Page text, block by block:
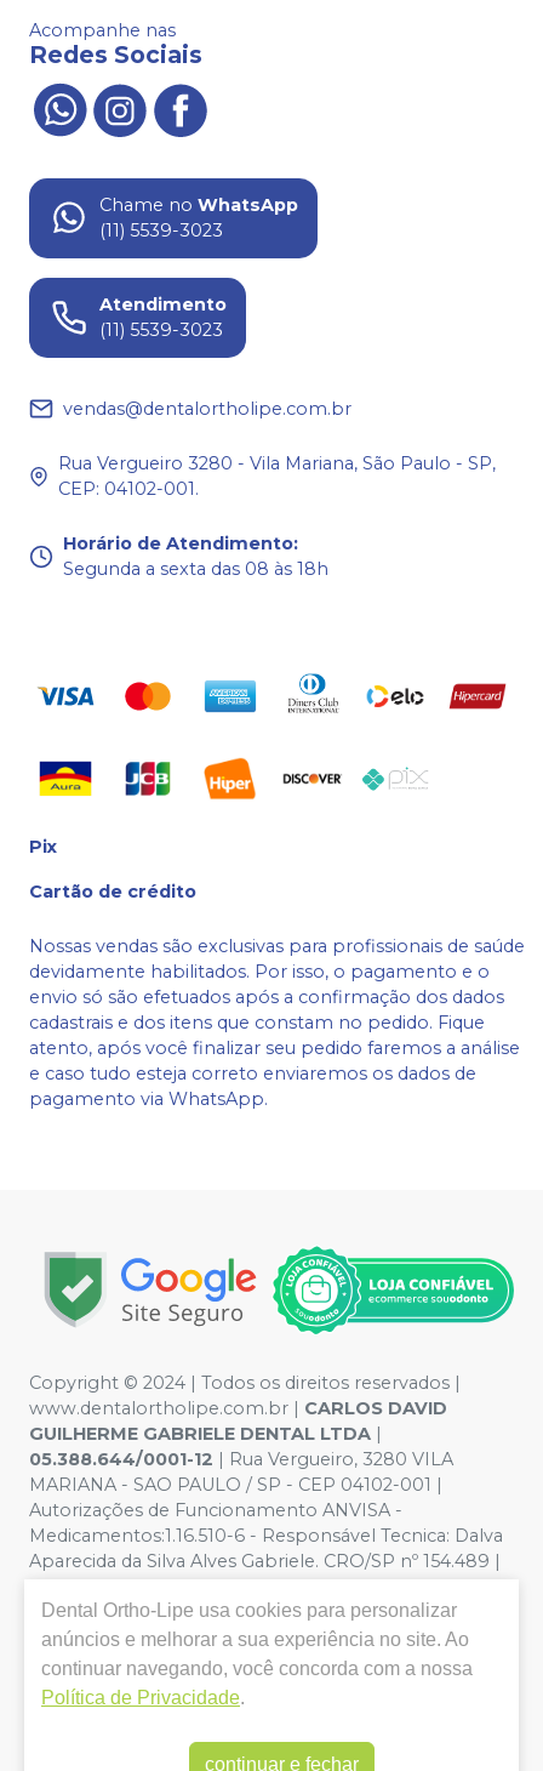
Acompanhe nas
Redes Sociais
Chame no WhatsApp
(11) 5539-3023
Atendimento
(11) 5539-3023
vendas@dentalortholipe.com.br
Rua Vergueiro 3280 - Vila Mariana, São Paulo - SP,
CEP: 04102-001.
Horário de Atendimento:
Segunda a sexta das 08 às 18h
Pix
Cartão de crédito
Nossas vendas são exclusivas para profissionais de saúde
devidamente habilitados. Por isso, o pagamento e o
envio só são efetuados após a confirmação dos dados
cadastrais e dos itens que constam no pedido. Fique
atento, após você finalizar seu pedido faremos a análise
e caso tudo esteja correto enviaremos os dados de
pagamento via WhatsApp.
Copyright © 2024 | Todos os direitos reservados |
www.dentalortholipe.com.br | CARLOS DAVID
GUILHERME GABRIELE DENTAL LTDA |
05.388.644/0001-12 | Rua Vergueiro, 3280 VILA
MARIANA - SAO PAULO / SP - CEP 04102-001 |
Autorizações de Funcionamento ANVISA -
Medicamentos:1.16.510-6 - Responsável Tecnica: Dalva
Aparecida da Silva Alves Gabriele. CRO/SP nº 154.489 |
ilustrativas - Os preços e condições da loja virtual estão
sujeitos a alterações. Em caso de divergência de preços
no site, o valor válido é o do Carrinho de Compra. Não
vendemos por atacado, por isso nos reservamos o
direito de não atender compras de grandes volumes
Dental Ortho-Lipe usa cookies para personalizar
anúncios e melhorar a sua experiência no site. Ao
continuar navegando, você concorda com a nossa
Política de Privacidade.
continuar e fechar